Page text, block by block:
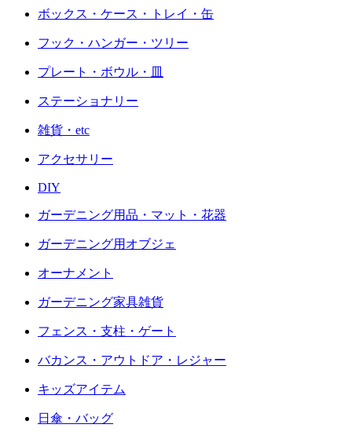
ボックス・ケース・トレイ・缶
フック・ハンガー・ツリー
プレート・ボウル・皿
ステーショナリー
雑貨・etc
アクセサリー
DIY
ガーデニング用品・マット・花器
ガーデニング用オブジェ
オーナメント
ガーデニング家具雑貨
フェンス・支柱・ゲート
バカンス・アウトドア・レジャー
キッズアイテム
日傘・バッグ